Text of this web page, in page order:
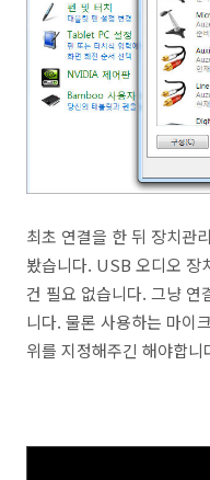
최초 연결을 한 뒤 장치관
봤습니다. USB 오디오 장
건 필요 없습니다. 그냥 연
니다. 물론 사용하는 마이
위를 지정해주긴 해야합니